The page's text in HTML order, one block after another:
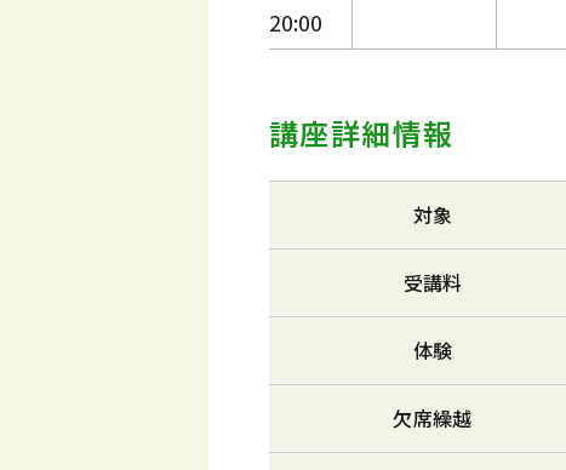
20:00
講座詳細情報
対象
受講料
体験
欠席繰越